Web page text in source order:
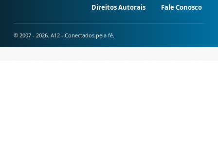
Direitos Autorais Fale Conosco
© 2007 - 2026. A12 - Conectados pela fé.